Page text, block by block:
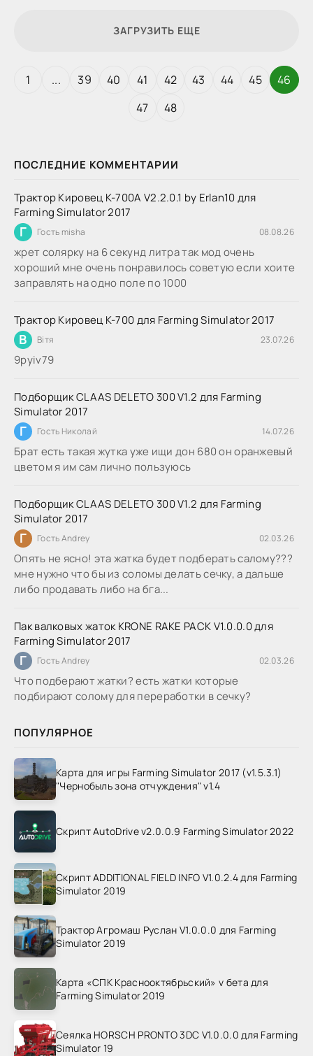
ПОСЛЕДНИЕ КОММЕНТАРИИ
Трактор Кировец К-700А V2.2.0.1 by Erlan10 для
Farming Simulator 2017
Г Гость misha 08.08.26
жрет солярку на 6 секунд литра так мод очень
хороший мне очень понравилось советую если хоите
заправлять на одно поле по 1000
Трактор Кировец К-700 для Farming Simulator 2017
В Вітя 23.07.26
9руіv79
Подборщик CLAAS DELETO 300 V1.2 для Farming
Simulator 2017
Г Гость Николай 14.07.26
Брат есть такая жутка уже ищи дон 680 он оранжевый
цветом я им сам лично пользуюсь
Подборщик CLAAS DELETO 300 V1.2 для Farming
Simulator 2017
Г Гость Andrey 02.03.26
Опять не ясно! эта жатка будет подберать салому???
мне нужно что бы из соломы делать сечку, а дальше
либо продавать либо на бга...
Пак валковых жаток KRONE RAKE PACK V1.0.0.0 для
Farming Simulator 2017
Г Гость Andrey 02.03.26
Что подберают жатки? есть жатки которые
подбирают солому для переработки в сечку?
ЗАГРУЗИТЬ ЕЩЕ
1 ... 39 40 41 42 43 44 45
46
47
48
ПОПУЛЯРНОЕ
Карта для игры Farming Simulator 2017 (v1.5.3.1)
"Чернобыль зона отчуждения" v1.4
Скрипт AutoDrive v2.0.0.9 Farming Simulator 2022
Скрипт ADDITIONAL FIELD INFO V1.0.2.4 для Farming
Simulator 2019
Трактор Агромаш Руслан V1.0.0.0 для Farming
Simulator 2019
Карта «СПК Краснооктябрьский» v бета для
Farming Simulator 2019
Сеялка HORSCH PRONTO 3DC V1.0.0.0 для Farming
Simulator 19